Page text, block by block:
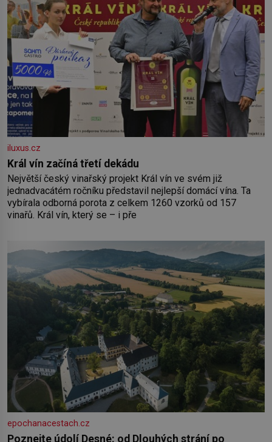
iluxus.cz
Král vín začíná třetí dekádu
Největší český vinařský projekt Král vín ve svém již
jednadvacátém ročníku představil nejlepší domácí vína. Ta
vybírala odborná porota z celkem 1260 vzorků od 157
vinařů. Král vín, který se – i pře
epochanacestach.cz
Poznejte údolí Desné: od Dlouhých strání po